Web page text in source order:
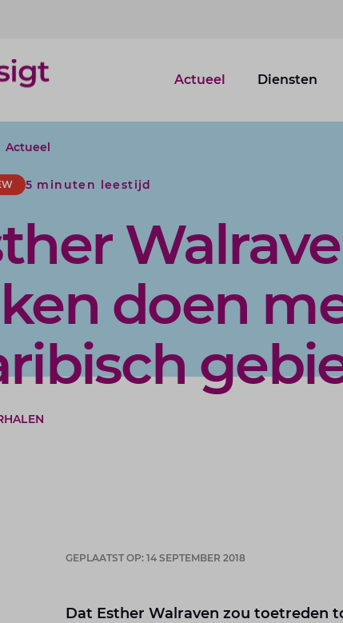
logo
Actueel Diensten
Actueel
5 minuten leestijd
doen
GEPLAATST OP: 14 SEPTEMBER 2018
Dat Esther Walraven zou toetreden